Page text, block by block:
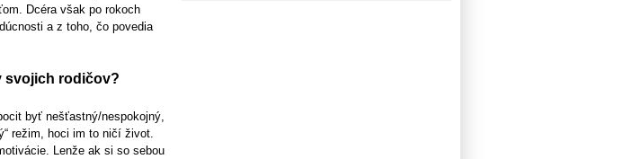
Dcéra však po rokoch
a z toho, čo povedia
svojich rodičov?
byť nešťastný/nespokojný,
režim, hoci im to ničí život.
Lenže ak si so sebou